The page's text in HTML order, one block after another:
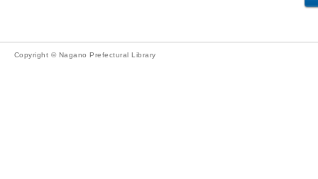
Copyright © Nagano Prefectural Library